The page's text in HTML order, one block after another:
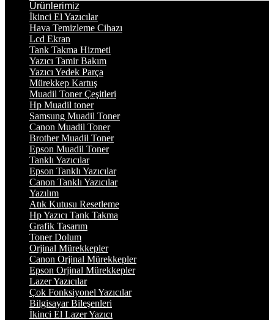
Ürünlerimiz
İkinci El Yazıcılar
Hava Temizleme Cihazı
Lcd Ekran
Tank Takma Hizmeti
Yazıcı Tamir Bakım
Yazıcı Yedek Parça
Mürekkep Kartuş
Muadil Toner Çeşitleri
Hp Muadil toner
Samsung Muadil Toner
Canon Muadil Toner
Brother Muadil Toner
Epson Muadil Toner
Tanklı Yazıcılar
Epson Tanklı Yazıcılar
Canon Tanklı Yazıcılar
Yazılım
Atık Kutusu Resetleme
Hp Yazıcı Tank Takma
Grafik Tasarım
Toner Dolum
Orjinal Mürekkepler
Canon Orjinal Mürekkepler
Epson Orjinal Mürekkepler
Lazer Yazıcılar
Çok Fonksiyonel Yazıcılar
Bilgisayar Bileşenleri
İkinci El Lazer Yazıcı